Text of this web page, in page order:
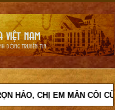
CHỊ EM MÂN CÔI